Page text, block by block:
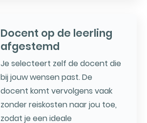
Docent op de leerling
afgestemd
Je selecteert zelf de docent die
bij jouw wensen past. De
docent komt vervolgens vaak
zonder reiskosten naar jou toe,
zodat je een ideale